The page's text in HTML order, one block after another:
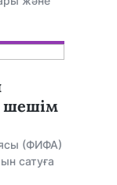
шешім
(ФИФА)
сатуға